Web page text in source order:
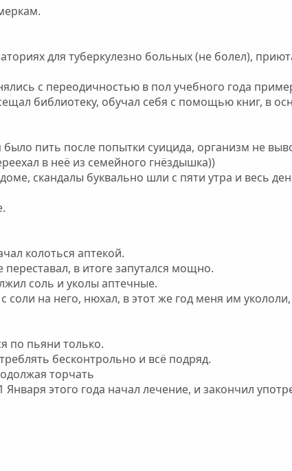
для туберкулезно больных (не болел),
с переодичностью в пол учебного года
библиотеку, обучал себя с помощью книг, в
пить после попытки суицида, организм не
в неё из семейного гнёздышка))
скандалы буквально шли с пяти утра и весь
колоться аптекой.
в итоге запутался мощно.
соль и уколы аптечные.
на него, нюхал, в этот же год меня им
по пьяни только.
бесконтрольно и всё подряд.
торчать
этого года начал лечение, и закончил